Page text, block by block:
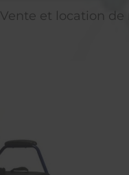
Vente et location